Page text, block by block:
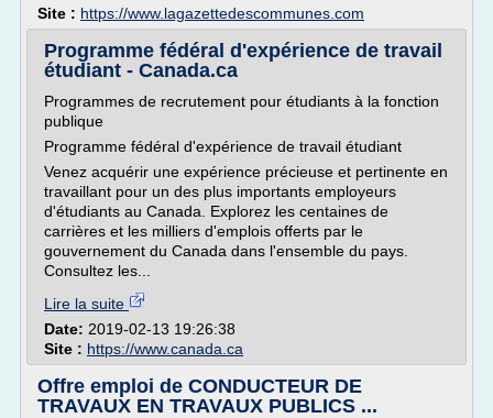
Site : https://www.lagazettedescommunes.com
Programme fédéral d'expérience de travail
étudiant - Canada.ca
Programmes de recrutement pour étudiants à la fonction
publique
Programme fédéral d'expérience de travail étudiant
Venez acquérir une expérience précieuse et pertinente en
travaillant pour un des plus importants employeurs
d'étudiants au Canada. Explorez les centaines de
carrières et les milliers d'emplois offerts par le
gouvernement du Canada dans l'ensemble du pays.
Consultez les...
Lire la suite
Date: 2019-02-13 19:26:38
Site : https://www.canada.ca
Offre emploi de CONDUCTEUR DE
TRAVAUX EN TRAVAUX PUBLICS ...